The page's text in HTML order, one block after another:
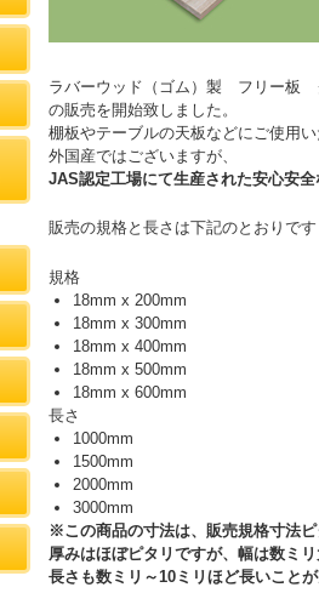
ラバーウッド（ゴム）製 フリー板
の販売を開始致しました。
棚板やテーブルの天板などにご使用
外国産ではございますが、
JAS認定工場にて生産された安心安
販売の規格と長さは下記のとおりで
規格
18mm x 200mm
18mm x 300mm
18mm x 400mm
18mm x 500mm
18mm x 600mm
長さ
1000mm
1500mm
2000mm
3000mm
※この商品の寸法は、販売規格寸法
厚みはほぼピタリですが、幅は数ミ
長さも数ミリ～10ミリほど長いこと